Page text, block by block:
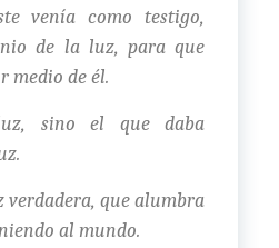
venía como testigo,
de la luz, para que
medio de él.
sino el que daba
verdadera, que alumbra
al mundo.